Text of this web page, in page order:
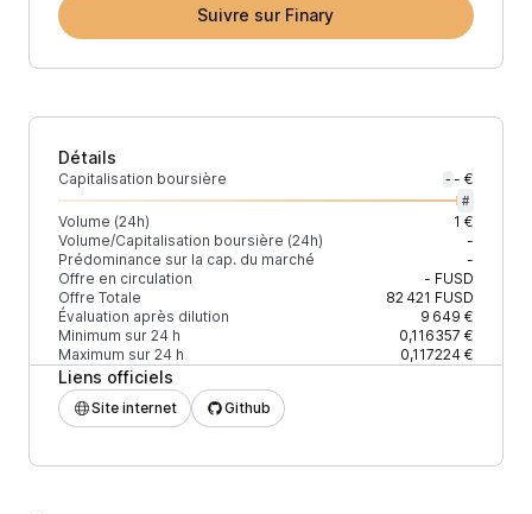
Suivre sur Finary
Détails
Capitalisation boursière - - €
#
Volume (24h)
1 €
Volume/Capitalisation boursière (24h)
-
Prédominance sur la cap. du marché
-
Offre en circulation
- FUSD
Offre Totale
82 421 FUSD
Évaluation après dilution
9 649 €
Minimum sur 24 h
0,116357 €
Maximum sur 24 h
0,117224 €
Liens officiels
Site internet Github